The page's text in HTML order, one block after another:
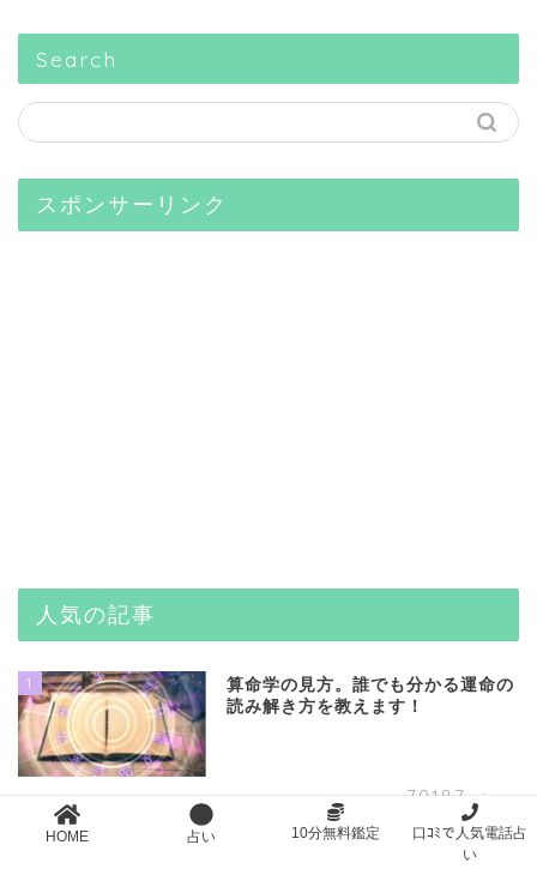
Search
スポンサーリンク
人気の記事
1
算命学の見方。誰でも分かる運命の
読み解き方を教えます！
79187 view
細木数子の占いが当たらない理由。
HOME 占い 10分無料鑑定
口ｺﾐで人気電話占
い